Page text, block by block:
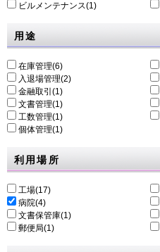
ビルメンテナンス(1)
用途
在庫管理(6)
入退場管理(2)
金融取引(1)
文書管理(1)
工数管理(1)
個体管理(1)
利用場所
工場(17)
病院(4)
文書保管庫(1)
郵便局(1)